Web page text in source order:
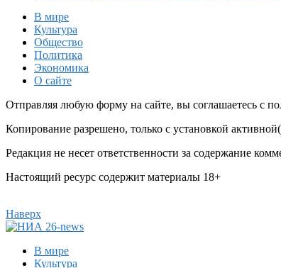
В мире
Культура
Общество
Политика
Экономика
О сайте
Отправляя любую форму на сайте, вы соглашаетесь с
Копирование разрешено, только с установкой
Редакция не несет ответственности за содержание
Настоящий ресурс содержит материалы 18+
Наверх
В мире
Культура